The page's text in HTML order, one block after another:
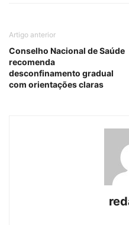
Artigo anterior
Conselho Nacional de Saúde
recomenda
desconfinamento gradual
com orientações claras